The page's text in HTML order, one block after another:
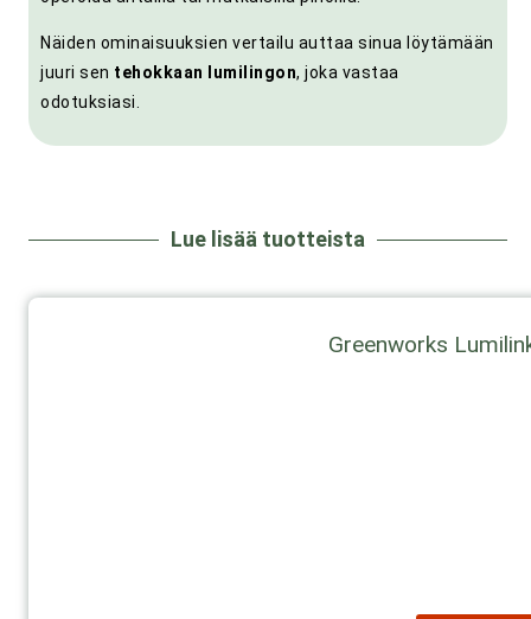
Näiden ominaisuuksien vertailu auttaa sinua löytämään
juuri sen tehokkaan lumilingon, joka vastaa
odotuksiasi.
Lue lisää tuotteista
Greenworks